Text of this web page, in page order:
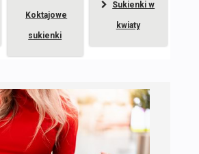
Koktajowe
sukienki
Sukienki w
kwiaty